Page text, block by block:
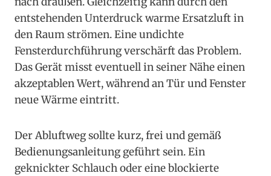
entstehenden Unterdruck warme Ersatzluft in
den Raum strömen. Eine undichte
Fensterdurchführung verschärft das Problem.
Das Gerät misst eventuell in seiner Nähe einen
akzeptablen Wert, während an Tür und Fenster
neue Wärme eintritt.
Der Abluftweg sollte kurz, frei und gemäß
Bedienungsanleitung geführt sein. Ein
geknickter Schlauch oder eine blockierte